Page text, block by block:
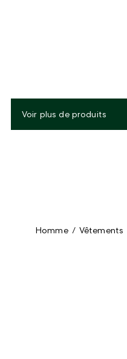
Voir plus de produits
Homme / Vêtements